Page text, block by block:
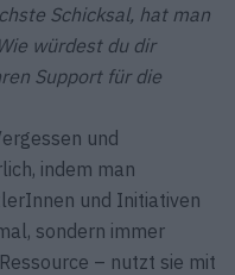
Schicksal, hat man
würdest du dir
Support für die
und
indem man
und Initiativen
sondern immer
– nutzt sie mit